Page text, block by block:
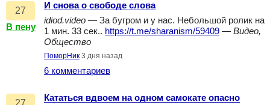
27
В пену
И снова о свободе слова
idiod.video — За бугром и у нас. Небольшой ролик на
1 мин. 33 сек.. https://t.me/sharanism/59409 — Видео,
Общество
ПоморНик 3 дня назад
6 комментариев
27
Кататься вдвоем на одном самокате опасно